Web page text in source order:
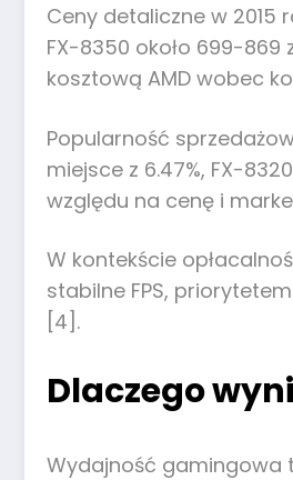
Ceny detaliczne w 2015
FX-8350 około 699-869
kosztową AMD wobec
Popularność
miejsce z 6.47%, FX-
względu na cenę i
W kontekście
stabilne FPS,
[4].
Dlaczego
Wydajność gamingowa